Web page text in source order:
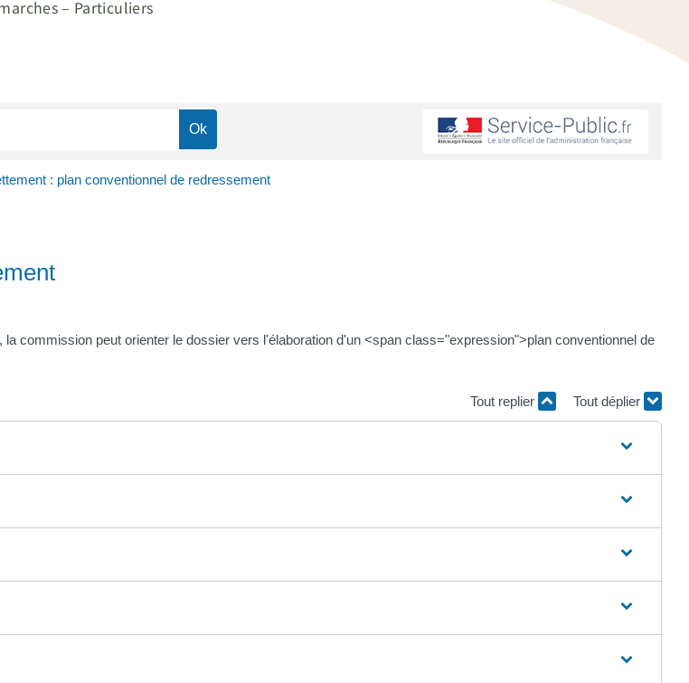
– Particuliers
: plan conventionnel de redressement
commission peut orienter le dossier vers l'élaboration d'un <span class="expression">plan conventionnel de
Tout replier Tout déplier